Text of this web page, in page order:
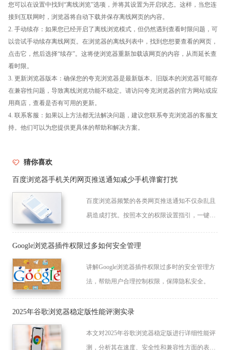
您可以在设置中找到“离线浏览”选项，并将其设置为开启状态。这样，当您连
接到互联网时，浏览器将自动下载并保存离线网页的内容。
2. 手动续存：如果您已经开启了离线浏览模式，但仍然遇到查看时限问题，可
以尝试手动续存离线网页。在浏览器的离线列表中，找到您想要查看的网页，
点击它，然后选择“续存”。这将使浏览器重新加载该网页的内容，从而延长查
看时限。
3. 更新浏览器版本：确保您的夸克浏览器是最新版本。旧版本的浏览器可能存
在兼容性问题，导致离线浏览功能不稳定。请访问夸克浏览器的官方网站或应
用商店，查看是否有可用的更新。
4. 联系客服：如果以上方法都无法解决问题，建议您联系夸克浏览器的客服支
持。他们可以为您提供更具体的帮助和解决方案。
猜你喜欢
百度浏览器手机关闭网页推送通知减少手机弹窗打扰
百度浏览器频繁的各类网页推送通知不仅杂乱且
易造成打扰。按照本文的权限设置指引，一键彻
手机浏览专注空间。
Google浏览器插件权限过多如何安全管理
讲解Google浏览器插件权限过多时的安全管理方
法，帮助用户合理控制权限，保障隐私安全。
2025年谷歌浏览器稳定版性能评测实录
本文对2025年谷歌浏览器稳定版进行详细性能评
测，分析其在速度、安全性和兼容性方面的表